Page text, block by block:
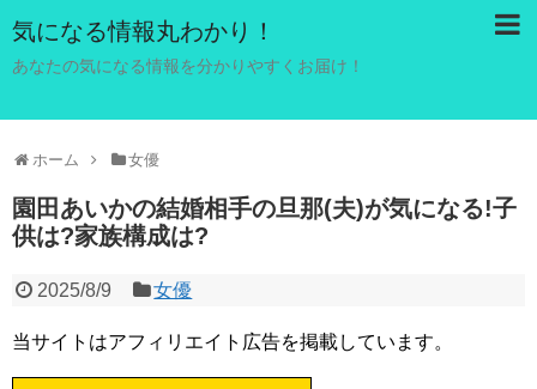
気になる情報丸わかり！
あなたの気になる情報を分かりやすくお届け！
ホーム 女優
園田あいかの結婚相手の旦那(夫)が気になる!子
供は?家族構成は?
2025/8/9 女優
当サイトはアフィリエイト広告を掲載しています。